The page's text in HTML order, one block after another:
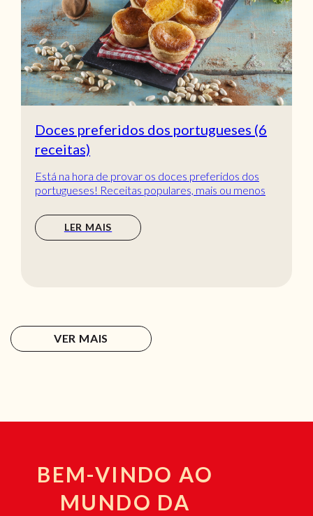
Doces preferidos dos portugueses (6
receitas)
Está na hora de provar os doces preferidos dos
portugueses! Receitas populares, mais ou menos
LER MAIS
VER MAIS
BEM-VINDO AO
MUNDO DA